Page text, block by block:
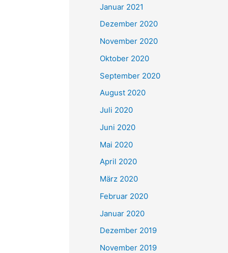
Januar 2021
Dezember 2020
November 2020
Oktober 2020
September 2020
August 2020
Juli 2020
Juni 2020
Mai 2020
April 2020
März 2020
Februar 2020
Januar 2020
Dezember 2019
November 2019